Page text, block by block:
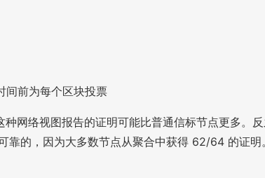
间前为每个区块投票
网络视图报告的证明可能比普通信标节点更多。
靠的，因为大多数节点从聚合中获得 62/64 的证明。